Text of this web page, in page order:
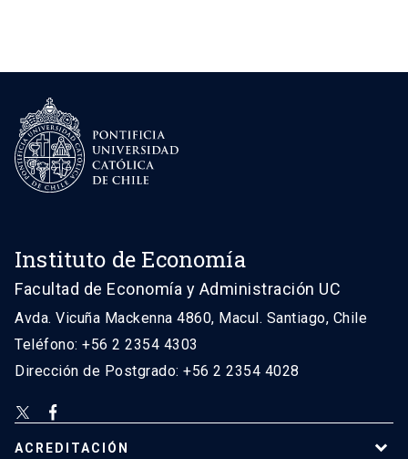
Instituto de Economía
Facultad de Economía y Administración UC
Avda. Vicuña Mackenna 4860, Macul. Santiago, Chile
Teléfono: +56 2 2354 4303
Dirección de Postgrado: +56 2 2354 4028
ACREDITACIÓN